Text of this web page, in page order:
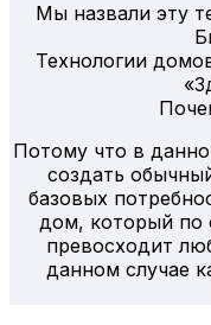
Мы назвали эту
Технологии
Потому что в
создать
базовых
дом, который по
превосходит
данном случае